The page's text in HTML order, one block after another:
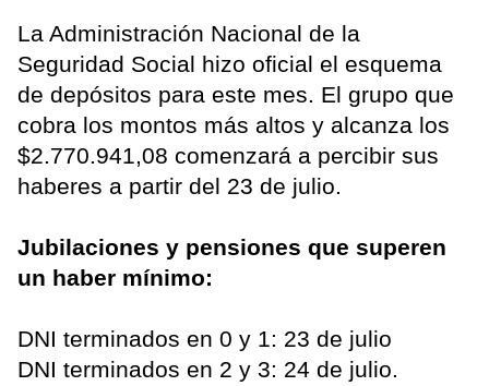
La Administración Nacional de la
Seguridad Social hizo oficial el esquema
de depósitos para este mes. El grupo que
cobra los montos más altos y alcanza los
$2.770.941,08 comenzará a percibir sus
haberes a partir del 23 de julio.
Jubilaciones y pensiones que superen
un haber mínimo:
DNI terminados en 0 y 1: 23 de julio
DNI terminados en 2 y 3: 24 de julio.